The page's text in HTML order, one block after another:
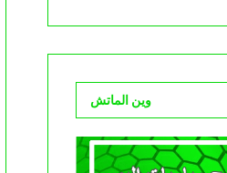
وين الماتش